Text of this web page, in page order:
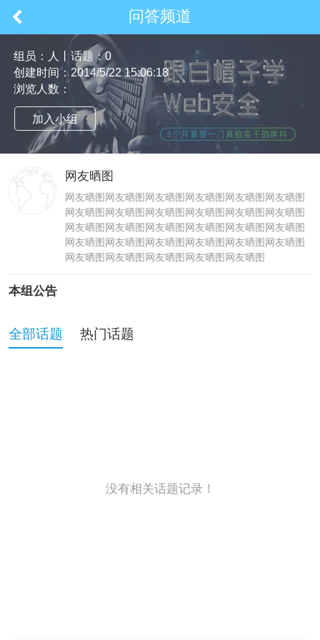
问答频道
组员：
人丨话题：0
创建时间：2014/5/22 15:06:18
浏览人数：
加入小组
网友晒图
网友晒图网友晒图网友晒图网友晒图网友晒图网友晒图
网友晒图网友晒图网友晒图网友晒图网友晒图网友晒图
网友晒图网友晒图网友晒图网友晒图网友晒图网友晒图
网友晒图网友晒图网友晒图网友晒图网友晒图网友晒图
网友晒图网友晒图网友晒图网友晒图网友晒图
本组公告
全部话题 热门话题
没有相关话题记录！